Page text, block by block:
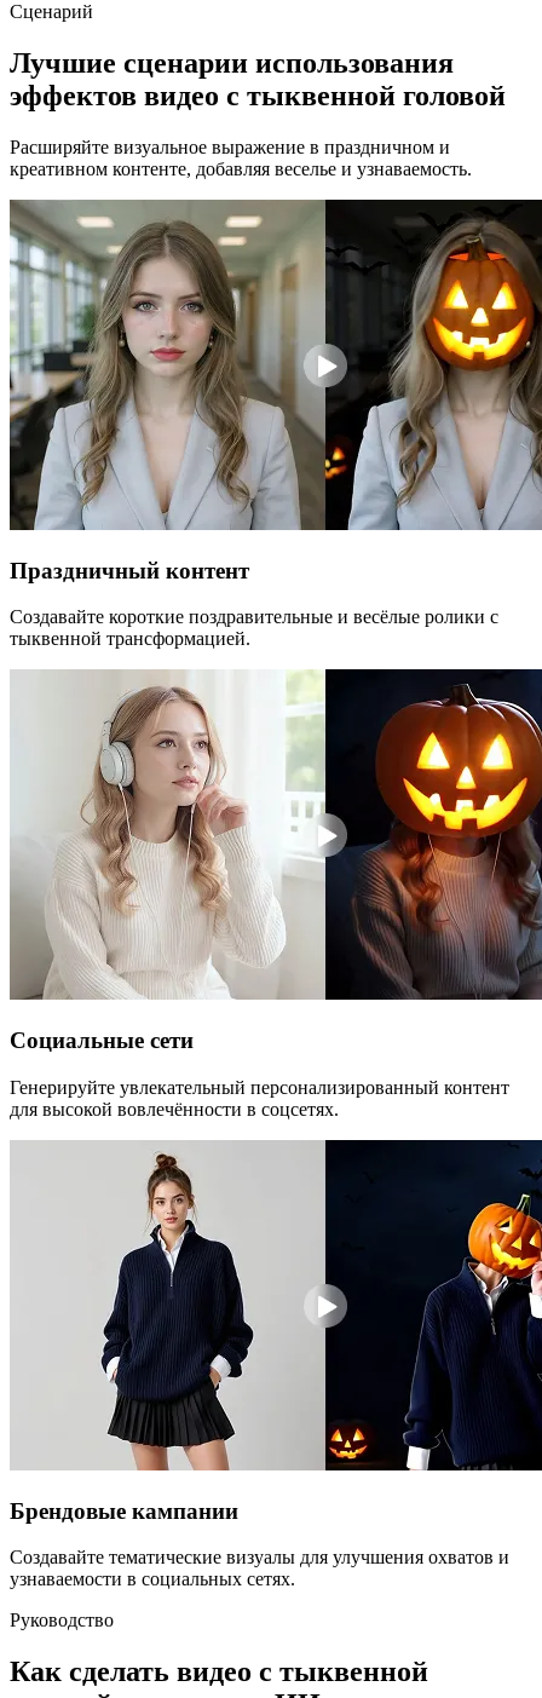
Сценарий
Лучшие сценарии использования
эффектов видео с тыквенной головой
Расширяйте визуальное выражение в праздничном и
креативном контенте, добавляя веселье и узнаваемость.
Праздничный контент
Создавайте короткие поздравительные и весёлые ролики с
тыквенной трансформацией.
Социальные сети
Генерируйте увлекательный персонализированный контент
для высокой вовлечённости в соцсетях.
Брендовые кампании
Создавайте тематические визуалы для улучшения охватов и
узнаваемости в социальных сетях.
Руководство
Как сделать видео с тыквенной